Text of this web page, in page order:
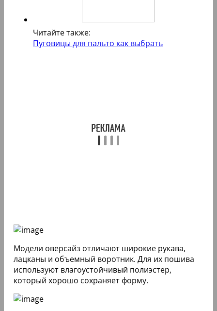
Читайте также:
Пуговицы для пальто как выбрать
Модели оверсайз отличают широкие рукава,
лацканы и объемный воротник. Для их пошива
используют влагоустойчивый полиэстер,
который хорошо сохраняет форму.